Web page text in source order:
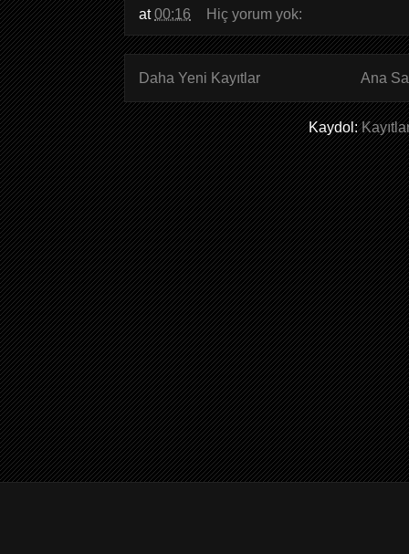
at00:16 Hiç yorum yok:
Daha Yeni Kayıtlar Ana
Kaydol: